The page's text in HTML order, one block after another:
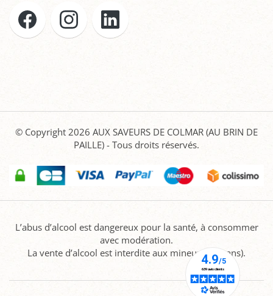
© Copyright 2026 AUX SAVEURS DE COLMAR (AU BRIN DE
PAILLE) - Tous droits réservés.
L’abus d’alcool est dangereux pour la santé, à consommer
avec modération.
La vente d’alcool est interdite aux mineurs (-18 ans).